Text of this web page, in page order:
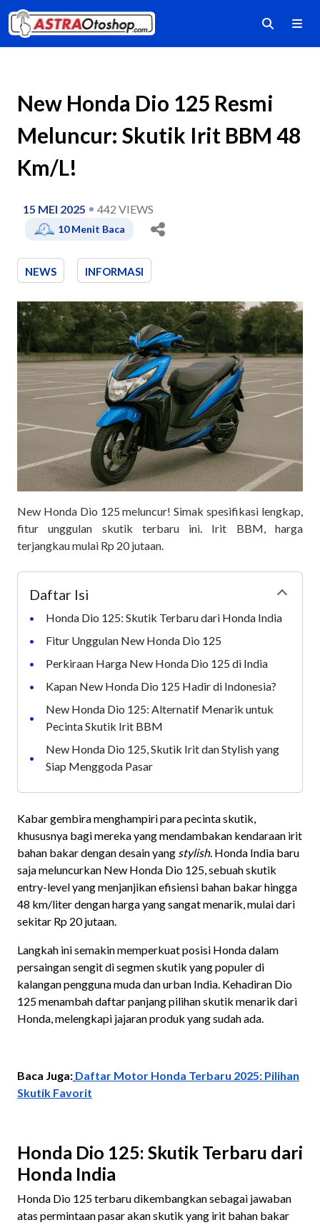
New Honda Dio 125 Resmi
Meluncur: Skutik Irit BBM 48
Km/L!
15 MEI 2025 442 VIEWS
10Menit Baca
NEWS INFORMASI
New Honda Dio 125 meluncur! Simak spesifikasi lengkap,
fitur unggulan skutik terbaru ini. Irit BBM, harga
terjangkau mulai Rp 20 jutaan.
Daftar Isi
•
Honda Dio 125: Skutik Terbaru dari Honda India
• Fitur Unggulan New Honda Dio 125
• Perkiraan Harga New Honda Dio 125 di India
• Kapan New Honda Dio 125 Hadir di Indonesia?
•
New Honda Dio 125: Alternatif Menarik untuk
Pecinta Skutik Irit BBM
•
New Honda Dio 125, Skutik Irit dan Stylish yang
Siap Menggoda Pasar
Kabar gembira menghampiri para pecinta skutik,
khususnya bagi mereka yang mendambakan kendaraan irit
bahan bakar dengan desain yang stylish. Honda India baru
saja meluncurkan New Honda Dio 125, sebuah skutik
entry-level yang menjanjikan efisiensi bahan bakar hingga
48 km/liter dengan harga yang sangat menarik, mulai dari
sekitar Rp 20 jutaan.
Langkah ini semakin memperkuat posisi Honda dalam
persaingan sengit di segmen skutik yang populer di
kalangan pengguna muda dan urban India. Kehadiran Dio
125 menambah daftar panjang pilihan skutik menarik dari
Honda, melengkapi jajaran produk yang sudah ada.
Baca Juga: Daftar Motor Honda Terbaru 2025: Pilihan
Skutik Favorit
Honda Dio 125: Skutik Terbaru dari
Honda India
Honda Dio 125 terbaru dikembangkan sebagai jawaban
atas permintaan pasar akan skutik yang irit bahan bakar